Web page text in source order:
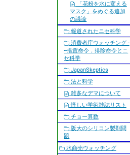
「花粉を水に変える
マスク」をめぐる追加
の議論
報道されたニセ科学
消費者庁ウォッチング -
--措置命令，排除命令とニ
セ科学
JapanSkeptics
法と科学
雑多なデマについて
怪しい学術雑誌リスト
チョー算数
阪大のシリコン製剤問
題
水商売ウォッチング